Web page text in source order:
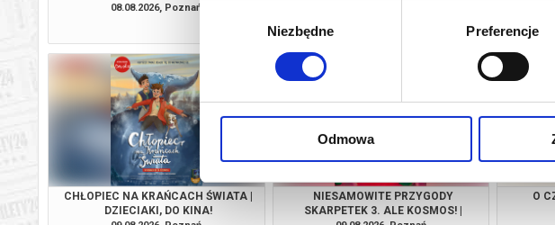
Wybór
Niezbędne Preferencje
Odmowa
08.08.2026, Poznań
kup bilet
CHŁOPIEC NA KRAŃCACH ŚWIATA |
DZIECIAKI, DO KINA!
NIESAMOWITE PRZYGODY
SKARPETEK 3. ALE KOSMOS! |
O